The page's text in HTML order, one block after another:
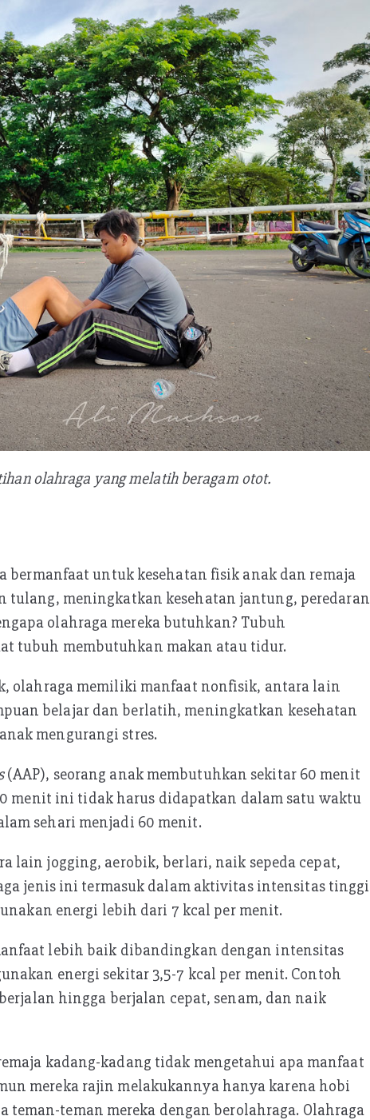
olahraga yang melatih beragam otot.
untuk kesehatan fisik anak dan remaja
tulang, meningkatkan kesehatan jantung, peredaran
olahraga mereka butuhkan? Tubuh
tubuh membutuhkan makan atau tidur.
olahraga memiliki manfaat nonfisik, antara lain
belajar dan berlatih, meningkatkan kesehatan
mengurangi stres.
(AAP), seorang anak membutuhkan sekitar 60 menit
menit ini tidak harus didapatkan dalam satu waktu
sehari menjadi 60 menit.
lain jogging, aerobik, berlari, naik sepeda cepat,
jenis ini termasuk dalam aktivitas intensitas tinggi
energi lebih dari 7 kcal per menit.
lebih baik dibandingkan dengan intensitas
energi sekitar 3,5-7 kcal per menit. Contoh
hingga berjalan cepat, senam, dan naik
kadang-kadang tidak mengetahui apa manfaat
mereka rajin melakukannya hanya karena hobi
teman mereka dengan berolahraga. Olahraga